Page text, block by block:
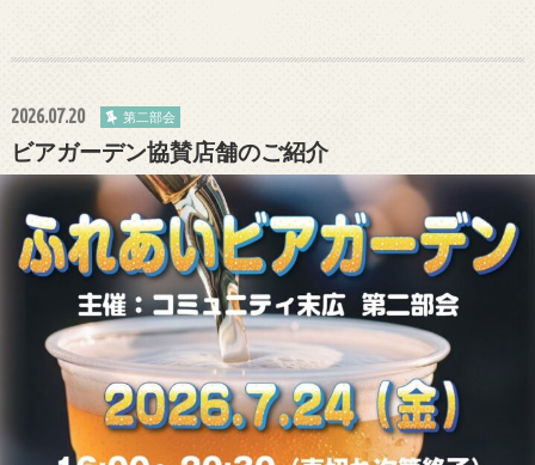
2026.07.20 第二部会
ビアガーデン協賛店舗のご紹介